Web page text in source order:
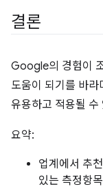
결론
Google의 경험이
도움이 되기를 바라
유용하고 적용될 수
요약:
업계에서 추
있는 측정항